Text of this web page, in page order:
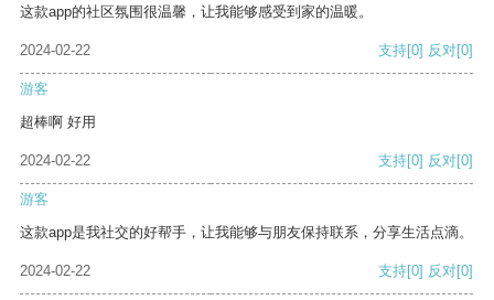
这款app的社区氛围很温馨，让我能够感受到家的温暖。
2024-02-22 支持[0] 反对[0]
游客
超棒啊 好用
2024-02-22 支持[0] 反对[0]
游客
这款app是我社交的好帮手，让我能够与朋友保持联系，分享生活点滴。
2024-02-22 支持[0] 反对[0]